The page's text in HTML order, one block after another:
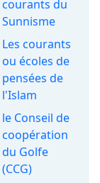
courants du
Sunnisme
Les courants
ou écoles de
pensées de
l'Islam
le Conseil de
coopération
du Golfe
(CCG)